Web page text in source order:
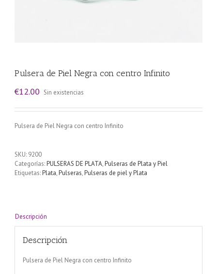
Pulsera de Piel Negra con centro Infinito
€12.00 Sin existencias
Pulsera de Piel Negra con centro Infinito
SKU: 9200
Categorías:PULSERAS DE PLATA,Pulseras de Plata y Piel
Etiquetas:Plata,Pulseras,Pulseras de piel y Plata
Descripción
Descripción
Pulsera de Piel Negra con centro Infinito